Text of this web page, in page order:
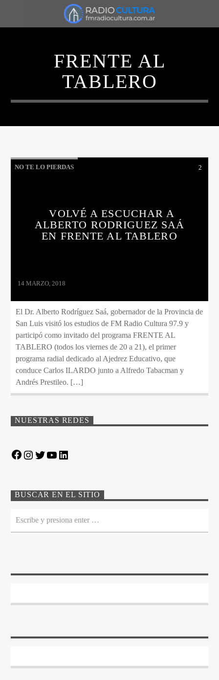
FRENTE AL
TABLERO
NO TE LO PIERDAS 2
VOLVÉ A ESCUCHAR A
ALBERTO RODRIGUEZ SAÁ
EN FRENTE AL TABLERO
14 MARZO, 2018
El Dr. Alberto Rodríguez Saá, gobernador de la Provincia de
San Luis visitó los estudios de FM Radio Cultura 97.9 y
participó como invitado del programa FRENTE AL
TABLERO (todos los viernes de 20 a 21), el primer
programa radial dedicado al Ajedrez Educativo, que
conduce Carlos ILARDO junto a Alfredo Tabacman y
Andrés Prestileo. […]
NUESTRAS REDES
FacebookInstagram
TwitterYouTube
BUSCAR EN EL SITIO